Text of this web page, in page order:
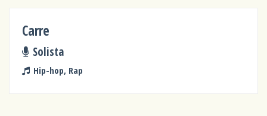
Carre
Solista
Hip-hop, Rap